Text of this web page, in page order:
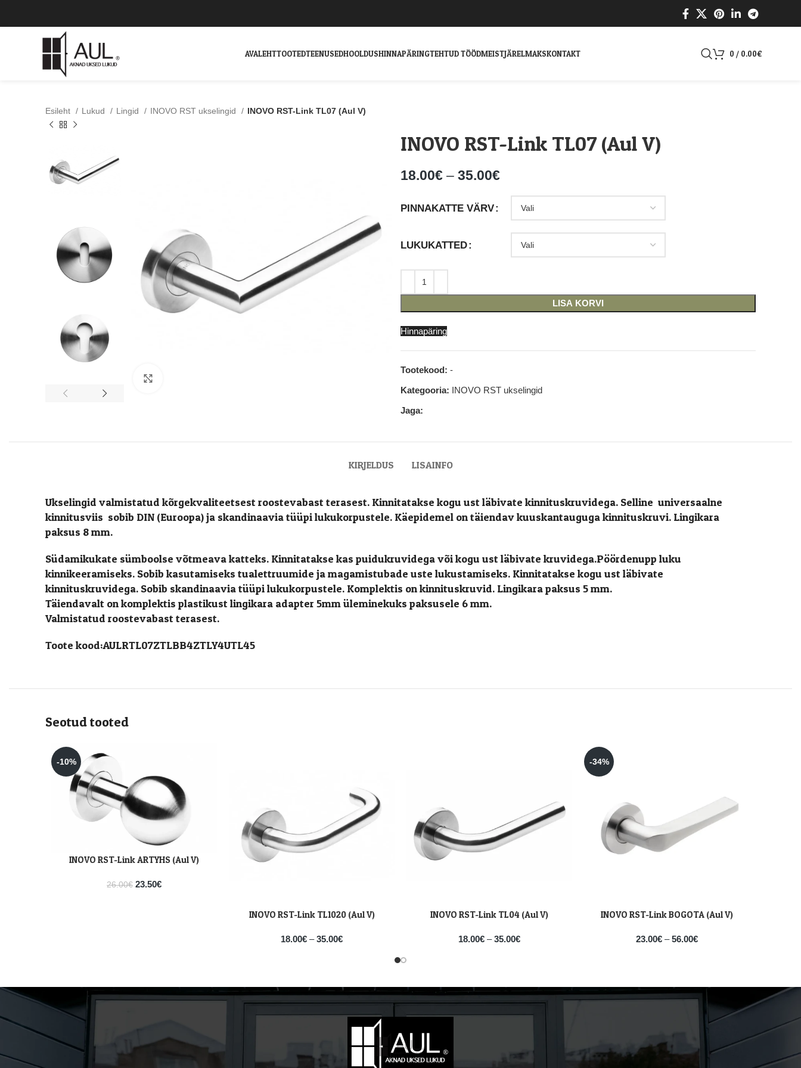
AVALEHTTOOTEDTEENUSEDHOOLDUSHINNAPÄRINGTEHTUD TÖÖDMEISTJÄRELMAKSKONTAKT 0 / 0.00€
Esileht Lukud Lingid INOVO RST ukselingid INOVO RST-Link TL07 (Aul V)
INOVO RST-Link TL07 (Aul V)
18.00€ – 35.00€
PINNAKATTE VÄRV
LUKUKATTED
LISA KORVI
Hinnapäring
Tootekood: -
Kategooria: INOVO RST ukselingid
Jaga:
KIRJELDUS LISAINFO
Ukselingid valmistatud kõrgekvaliteetsest roostevabast terasest. Kinnitatakse kogu ust läbivate kinnituskruvidega. Selline universaalne
kinnitusviis sobib DIN (Euroopa) ja skandinaavia tüüpi lukukorpustele. Käepidemel on täiendav kuuskantauguga kinnituskruvi. Lingikara
paksus 8 mm.
Südamikukate sümboolse võtmeava katteks. Kinnitatakse kas puidukruvidega või kogu ust läbivate kruvidega.Pöördenupp luku
kinnikeeramiseks. Sobib kasutamiseks tualettruumide ja magamistubade uste lukustamiseks. Kinnitatakse kogu ust läbivate
kinnituskruvidega. Sobib skandinaavia tüüpi lukukorpustele. Komplektis on kinnituskruvid. Lingikara paksus 5 mm.
Täiendavalt on komplektis plastikust lingikara adapter 5mm üleminekuks paksusele 6 mm.
Valmistatud roostevabast terasest.
Toote kood:AULRTL07ZTLBB4ZTLY4UTL45
Seotud tooted
-10%
LISA KORVI
INOVO RST-Link ARTYHS (Aul V)
26.00€ 23.50€
INOVO RST-Link TL1020 (Aul V)
18.00€ – 35.00€
INOVO RST-Link TL04 (Aul V)
18.00€ – 35.00€
-34%
VALIINOVO RST-Link BOGOTA (Aul V)
23.00€ – 56.00€